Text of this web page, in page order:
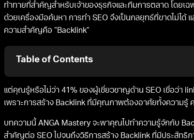
ท้าทายที่สำคัญสำหรับเจ้าของธุรกิจและทีมการตลาด โดยเ
ด้วยเครื่องมือค้นหา การทำ SEO จึงเป็นกลยุทธ์ที่ขาดไม่ได้
ความสำคัญคือ “Backlink”
Table of Contents
แต่คุณรู้หรือไม่ว่า 41% ของผู้เชี่ยวชาญด้าน SEO เชื่อว่า
เพราะการสร้าง Backlink ที่มีคุณภาพต้องอาศัยทั้งความรู้
บทความนี้ ANGA Mastery จะพาคุณไปทำความรู้จักกับ
สำคัญต่อ SEO ไปจนถึงวิธีการสร้าง Backlink ที่มีประสิทธิ